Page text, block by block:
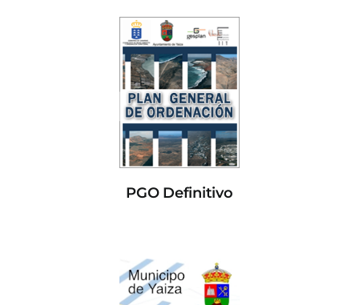
PGO Definitivo